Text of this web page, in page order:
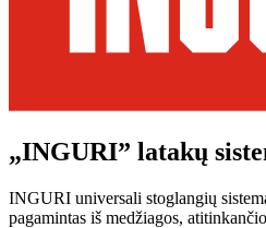
„INGURI” latakų
INGURI universali stoglangių
pagamintas iš medžiagos,